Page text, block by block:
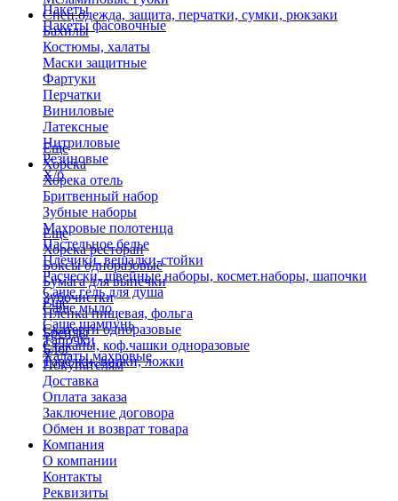
Пакеты
Пакеты фасовочные
Спец.одежда, защита, перчатки, сумки, рюкзаки
Бахилы
Костюмы, халаты
Маски защитные
Фартуки
Перчатки
Виниловые
Латексные
Нитриловые
Резиновые
Х/б
Еще
Хорека
Хорека отель
Бритвенный набор
Зубные наборы
Махровые полотенца
Пастельное белье
Плечики, вешалки-стойки
Расчески, швейные наборы, космет.наборы, шапочки
Саше гель для душа
Саше мыло
Саше шампунь
Тапочки
Халаты махровые
Еще
Хорека ресторан
Боксы одноразовые
Бумага для выпечки
Зубочистки
Пленка пищевая, фольга
Скатерти одноразовые
Стаканы, коф.чашки одноразовые
Тарелки, вилки, ложки
Еще
Бренды
Блог
Покупателям
Доставка
Оплата заказа
Заключение договора
Обмен и возврат товара
Компания
О компании
Контакты
Реквизиты